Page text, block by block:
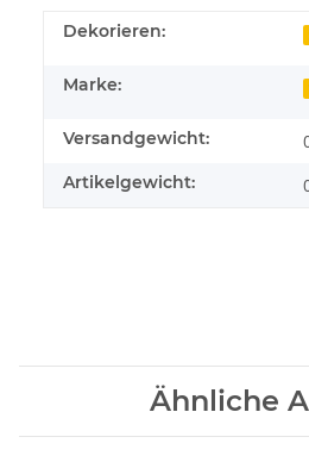
Dekorieren:
Marke:
Versandgewicht:
Artikelgewicht:
Ähnliche